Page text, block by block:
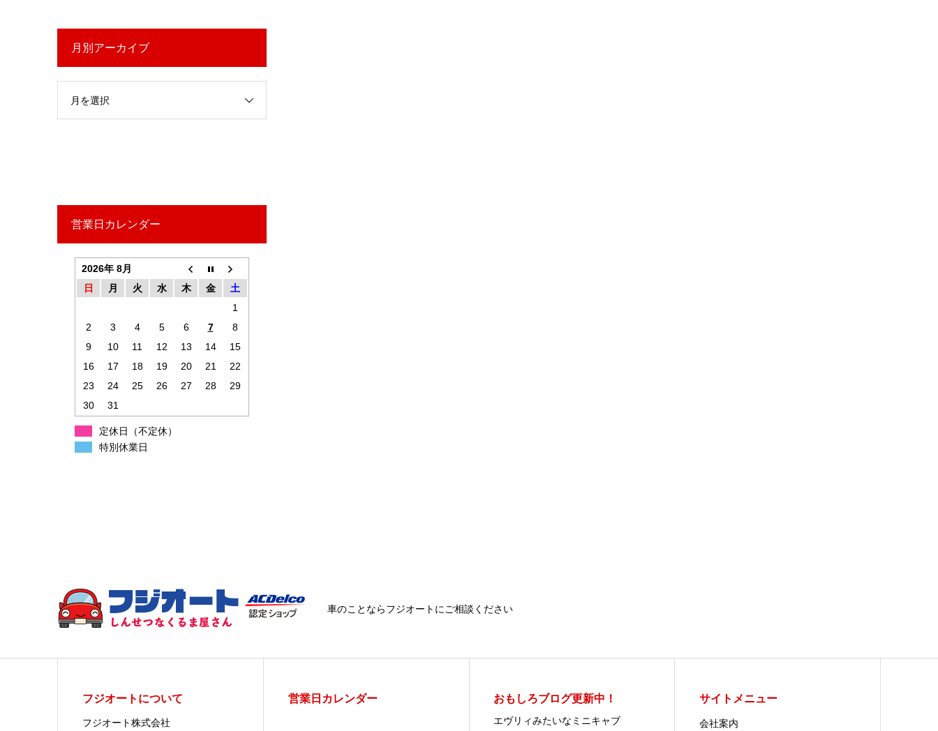
月別アーカイブ
月を選択
営業日カレンダー
2026年 8月
日
月 火 水 木 金
土
1
2
3 4 5 6 7
8
9
10 11 12 13 14
15
16
17 18 19 20 21
22
23
24 25 26 27 28
29
30
31
定休日（不定休）
特別休業日
車のことならフジオートにご相談ください
フジオートについて
フジオート株式会社
営業日カレンダー おもしろブログ更新中！
エヴリィみたいなミニキャブ
サイトメニュー
会社案内